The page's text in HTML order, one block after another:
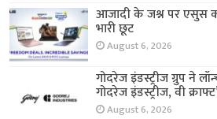
आजादी के जश्न पर एसुस
भारी छूट
August 6, 2026
गोदरेज इंडस्ट्रीज ग्रुप ने
गोदरेज इंडस्ट्रीज, वी क्राफ्ट’
August 6, 2026